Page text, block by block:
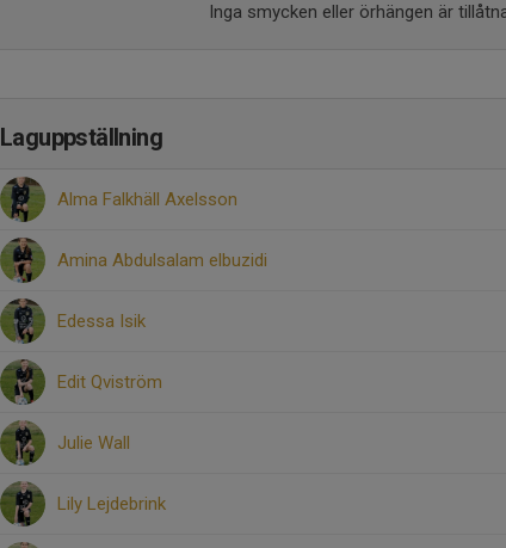
Inga smycken eller örhängen är
Laguppställning
Alma Falkhäll Axelsson
Amina Abdulsalam elbuzidi
Edessa Isik
Edit Qviström
Julie Wall
Lily Lejdebrink